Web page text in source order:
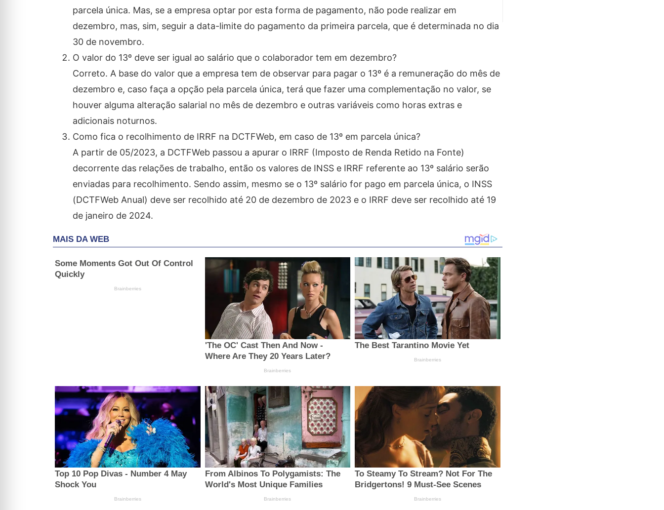
parcela única. Mas, se a empresa optar por esta forma de pagamento, não pode realizar em
dezembro, mas, sim, seguir a data-limite do pagamento da primeira parcela, que é determinada no dia
30 de novembro.
O valor do 13º deve ser igual ao salário que o colaborador tem em dezembro?
Correto. A base do valor que a empresa tem de observar para pagar o 13º é a remuneração do mês de
dezembro e, caso faça a opção pela parcela única, terá que fazer uma complementação no valor, se
houver alguma alteração salarial no mês de dezembro e outras variáveis como horas extras e
adicionais noturnos.
Como fica o recolhimento de IRRF na DCTFWeb, em caso de 13º em parcela única?
A partir de 05/2023, a DCTFWeb passou a apurar o IRRF (Imposto de Renda Retido na Fonte)
decorrente das relações de trabalho, então os valores de INSS e IRRF referente ao 13º salário serão
enviadas para recolhimento. Sendo assim, mesmo se o 13º salário for pago em parcela única, o INSS
(DCTFWeb Anual) deve ser recolhido até 20 de dezembro de 2023 e o IRRF deve ser recolhido até 19
de janeiro de 2024.